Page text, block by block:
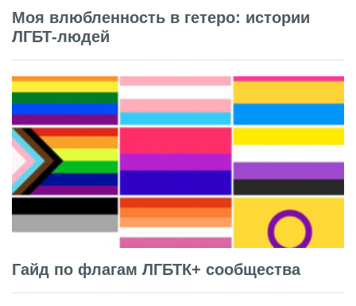
Моя влюбленность в гетеро: истории
ЛГБТ-людей
Гайд по флагам ЛГБТК+ сообщества